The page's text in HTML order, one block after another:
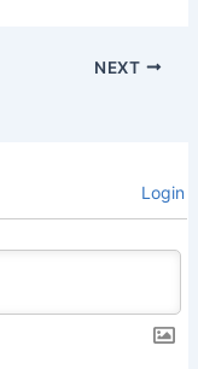
NEXT
Login